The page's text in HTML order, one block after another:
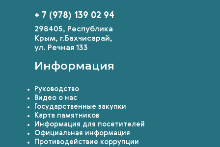
+ 7 (978) 139 02 94
298405, Республика
Крым, г.Бахчисарай,
ул. Речная 133
Информация
Руководство
Видео о нас
Государственные закупки
Карта памятников
Информация для посетителей
Официальная информация
Противодействие коррупции